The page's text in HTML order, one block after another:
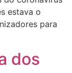
estava o
para
dos